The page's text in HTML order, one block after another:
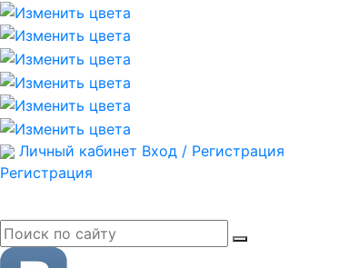
Личный кабинет Вход / Регистрация
Регистрация